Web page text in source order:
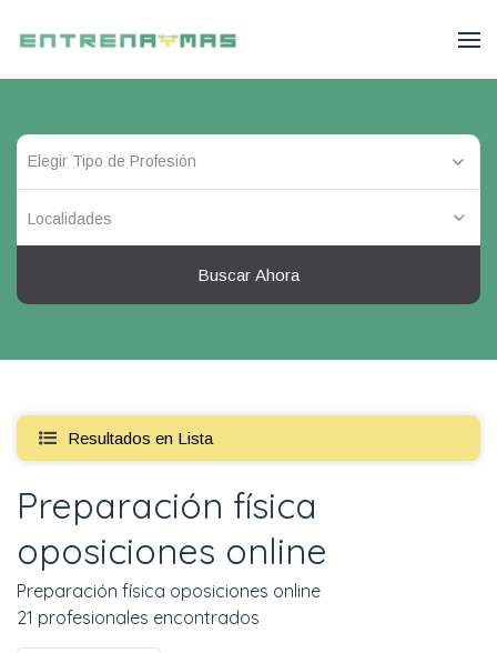
Localidades
Buscar Ahora
Resultados en Lista
Preparación física
oposiciones online
Preparación física oposiciones online
21 profesionales encontrados